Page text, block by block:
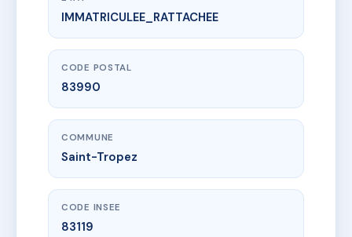
www.vme.plus/AA1142801
ELYSEE
76 av du quinze aout 1944
IMMATRICULEE_RATTACHEE
CODE POSTAL
83990
COMMUNE
Saint-Tropez
CODE INSEE
83119